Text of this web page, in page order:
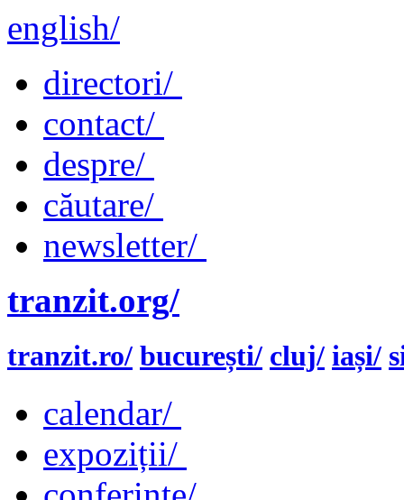
english/
directori/
contact/
despre/
căutare/
newsletter/
tranzit.org/
tranzit.ro/ bucurești/ cluj/ iași/
calendar/
expoziții/